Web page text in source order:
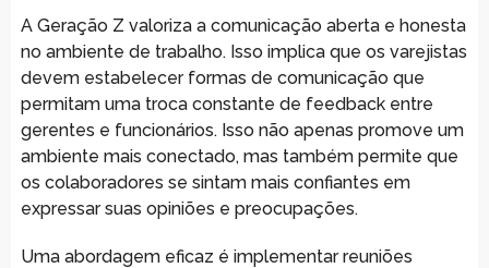
A Geração Z valoriza a comunicação aberta e honesta
no ambiente de trabalho. Isso implica que os varejistas
devem estabelecer formas de comunicação que
permitam uma troca constante de feedback entre
gerentes e funcionários. Isso não apenas promove um
ambiente mais conectado, mas também permite que
os colaboradores se sintam mais confiantes em
expressar suas opiniões e preocupações.
Uma abordagem eficaz é implementar reuniões